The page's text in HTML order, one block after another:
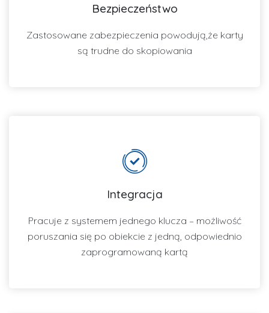
Bezpieczeństwo
Zastosowane zabezpieczenia powodują,że karty
są trudne do skopiowania
Integracja
Pracuje z systemem jednego klucza – możliwość
poruszania się po obiekcie z jedną, odpowiednio
zaprogramowaną kartą